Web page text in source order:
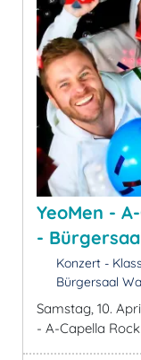
YeoMen -
-
Konzert -
Bürgersaal
Samstag, 10.
- A-Capella